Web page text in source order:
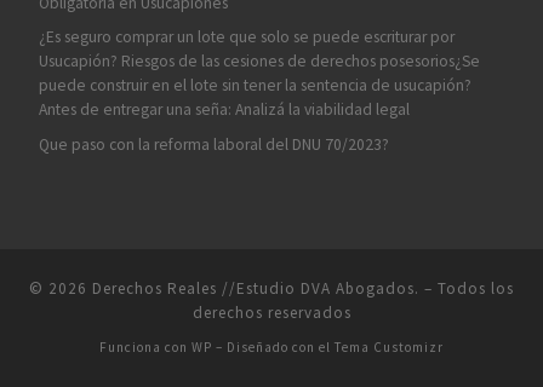
¿Es seguro comprar un lote que solo se puede escriturar por
Usucapión? Riesgos de las cesiones de derechos posesorios¿Se
puede construir en el lote sin tener la sentencia de usucapión?
Antes de entregar una seña: Analizá la viabilidad legal
Que paso con la reforma laboral del DNU 70/2023?
© 2026 Derechos Reales //Estudio DVA Abogados. – Todos los
derechos reservados
Funciona con WP – Diseñado con el Tema Customizr